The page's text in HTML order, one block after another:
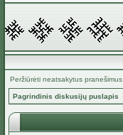
Peržiūrėti neatsakytus pranešimus
Pagrindinis diskusijų puslapis